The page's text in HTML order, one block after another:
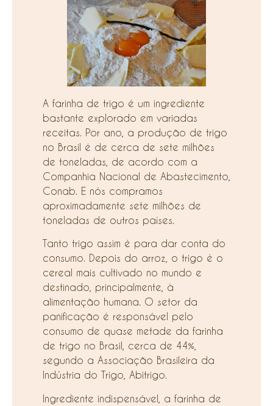
A farinha de trigo é um ingrediente
bastante explorado em variadas
receitas. Por ano, a produção de trigo
no Brasil é de cerca de sete milhões
de toneladas, de acordo com a
Companhia Nacional de Abastecimento,
Conab. E nós compramos
aproximadamente sete milhões de
toneladas de outros países.
Tanto trigo assim é para dar conta do
consumo. Depois do arroz, o trigo é o
cereal mais cultivado no mundo e
destinado, principalmente, à
alimentação humana. O setor da
panificação é responsável pelo
consumo de quase metade da farinha
de trigo no Brasil, cerca de 44%,
segundo a Associação Brasileira da
Indústria do Trigo, Abitrigo.
Ingrediente indispensável, a farinha de